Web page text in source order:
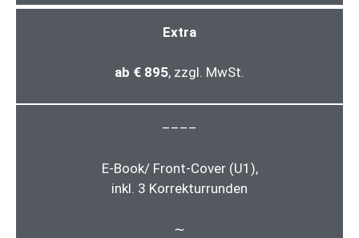
Extra
ab € 895, zzgl. MwSt.
––––
E-Book/ Front-Cover (U1),
inkl. 3 Korrekturrunden
∼